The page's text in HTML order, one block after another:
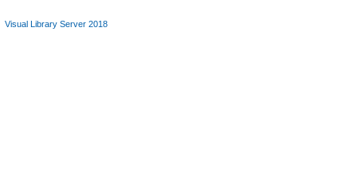
Visual Library Server 2018